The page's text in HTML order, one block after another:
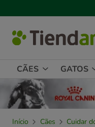
CÃES GATOS
Início Cães Cuidar